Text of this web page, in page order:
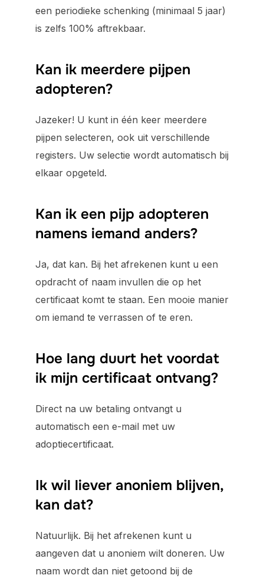
een periodieke schenking (minimaal 5 jaar)
is zelfs 100% aftrekbaar.
Kan ik meerdere pijpen
adopteren?
Jazeker! U kunt in één keer meerdere
pijpen selecteren, ook uit verschillende
registers. Uw selectie wordt automatisch bij
elkaar opgeteld.
Kan ik een pijp adopteren
namens iemand anders?
Ja, dat kan. Bij het afrekenen kunt u een
opdracht of naam invullen die op het
certificaat komt te staan. Een mooie manier
om iemand te verrassen of te eren.
Hoe lang duurt het voordat
ik mijn certificaat ontvang?
Direct na uw betaling ontvangt u
automatisch een e-mail met uw
adoptiecertificaat.
Ik wil liever anoniem blijven,
kan dat?
Natuurlijk. Bij het afrekenen kunt u
aangeven dat u anoniem wilt doneren. Uw
naam wordt dan niet getoond bij de